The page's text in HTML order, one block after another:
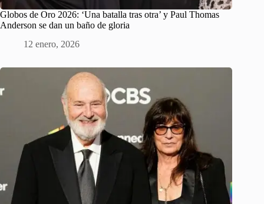
Globos de Oro 2026: ‘Una batalla tras otra’ y Paul Thomas
Anderson se dan un baño de gloria
12 enero, 2026